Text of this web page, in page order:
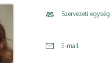
Szervezeti egység
E-mail